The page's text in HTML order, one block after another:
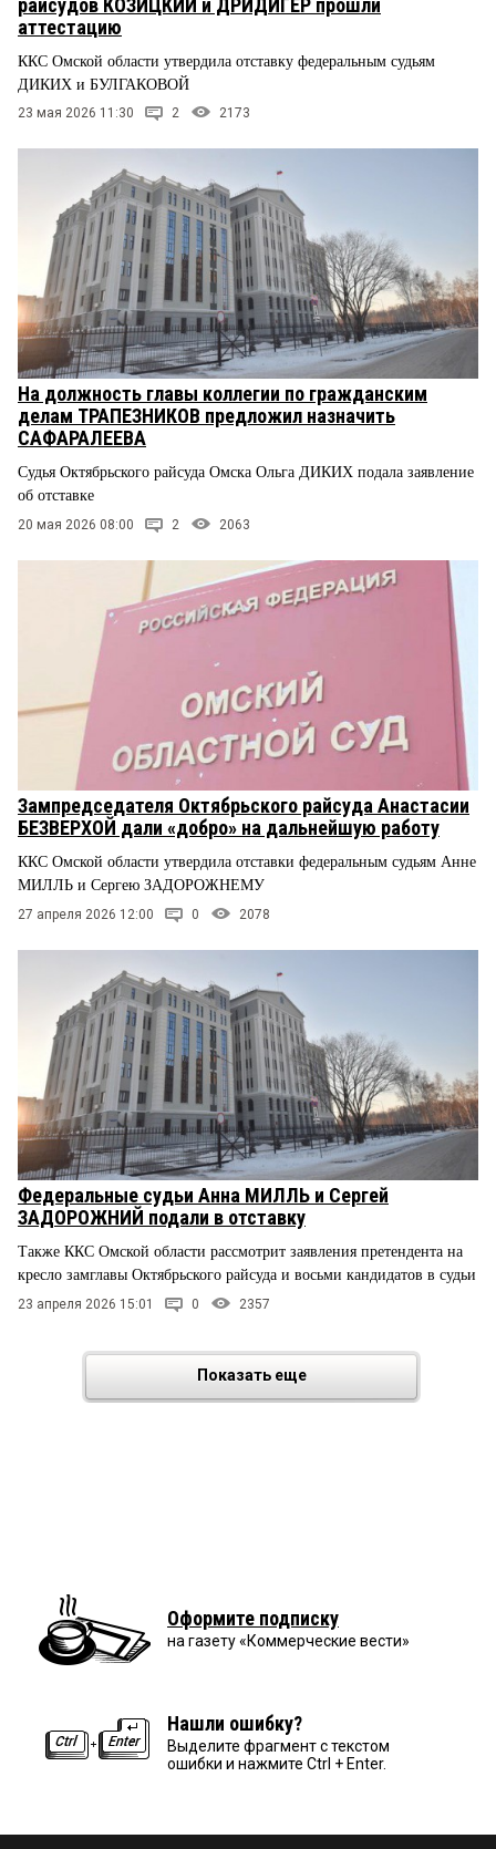
аттестацию
ККС Омской области утвердила отставку федеральным судьям
ДИКИХ и БУЛГАКОВОЙ
23 мая 2026 11:30 2 2173
На должность главы коллегии по гражданским
делам ТРАПЕЗНИКОВ предложил назначить
САФАРАЛЕЕВА
Судья Октябрьского райсуда Омска Ольга ДИКИХ подала заявление
об отставке
20 мая 2026 08:00 2 2063
Зампредседателя Октябрьского райсуда Анастасии
БЕЗВЕРХОЙ дали «добро» на дальнейшую работу
ККС Омской области утвердила отставки федеральным судьям Анне
МИЛЛЬ и Сергею ЗАДОРОЖНЕМУ
27 апреля 2026 12:00 0 2078
Федеральные судьи Анна МИЛЛЬ и Сергей
ЗАДОРОЖНИЙ подали в отставку
Также ККС Омской области рассмотрит заявления претендента на
кресло замглавы Октябрьского райсуда и восьми кандидатов в судьи
23 апреля 2026 15:01 0 2357
Показать еще
Оформите подписку
на газету «Коммерческие вести»
Нашли ошибку?
Выделите фрагмент с текстом
ошибки и нажмите Ctrl + Enter.